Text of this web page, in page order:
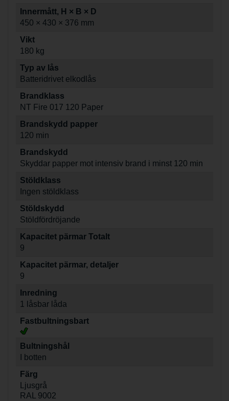
Innermått, H × B × D
450 × 430 × 376 mm
Vikt
180 kg
Typ av lås
Batteridrivet elkodlås
Brandklass
NT Fire 017 120 Paper
Brandskydd papper
120 min
Brandskydd
Skyddar papper mot intensiv brand i minst 120 min
Stöldklass
Ingen stöldklass
Stöldskydd
Stöldfördröjande
Kapacitet pärmar Totalt
9
Kapacitet pärmar, detaljer
9
Inredning
1 låsbar låda
Fastbultningsbart
Bultningshål
I botten
Färg
Ljusgrå
RAL 9002